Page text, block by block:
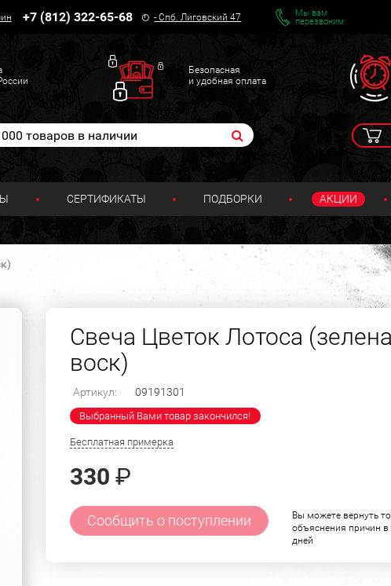
+7 (812) 322-65-68 -Спб. Лиговский 47
Мы вам
перезвоним
Безопасная
и удобная оплата
СЕРТИФИКАТЫ ПОДБОРКИ АКЦИИ
Свеча Цветок Лотоса
воск)
Артикул: 09191301
Выбранный Вами товар закончился!
Бесплатная примерка
330 ₽
Сообщить о поступлении
Вы можете вернуть
объяснения причин в
дней